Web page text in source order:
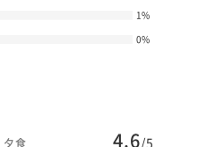
1%
0%
夕食 4.6/5